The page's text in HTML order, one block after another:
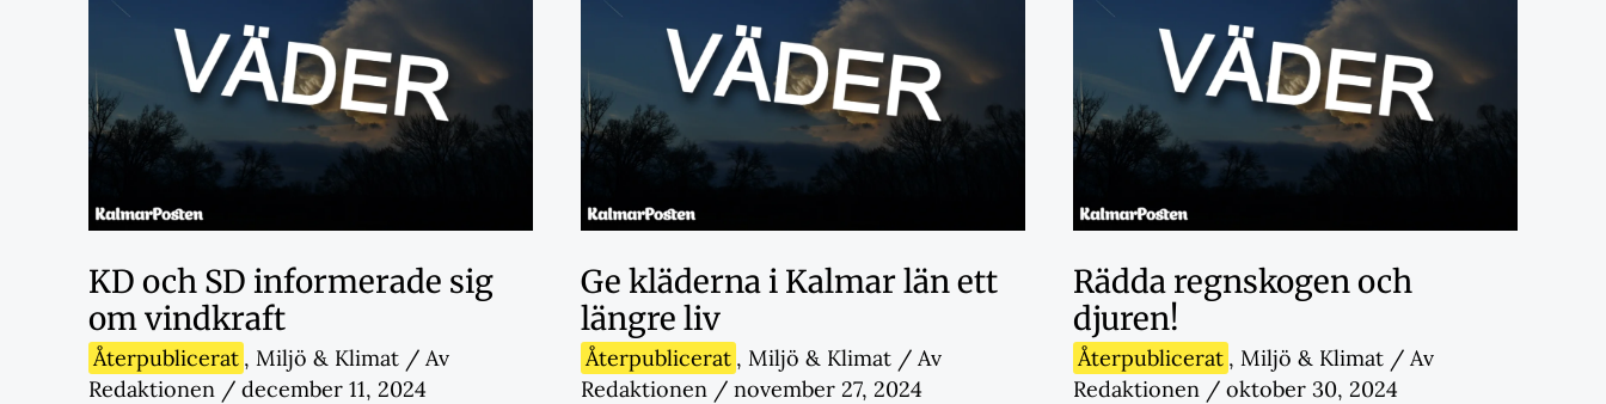
KD och SD informerade sig
om vindkraft
Återpublicerat , Miljö & Klimat / Av
Redaktionen / december 11, 2024
Ge kläderna i Kalmar län ett
längre liv
Återpublicerat , Miljö & Klimat / Av
Redaktionen / november 27, 2024
Rädda regnskogen och
djuren!
Återpublicerat , Miljö & Klimat / Av
Redaktionen / oktober 30, 2024